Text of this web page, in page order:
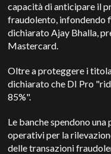
capacità di anticipare il
fraudolento, infondendo
dichiarato Ajay Bhalla,
Mastercard.
Oltre a proteggere i
dichiarato che DI Pro
85%".
Le banche spendono
operativi per la
delle transazioni